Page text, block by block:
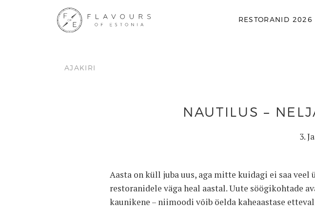
RESTORANID 2026
AJAKIRI
NAUTILUS –
3.
Aasta on küll juba uus, aga mitte kuidagi ei saa
restoranidele väga heal aastal. Uute söögikohtade
kaunikene – niimoodi võib öelda kaheaastase